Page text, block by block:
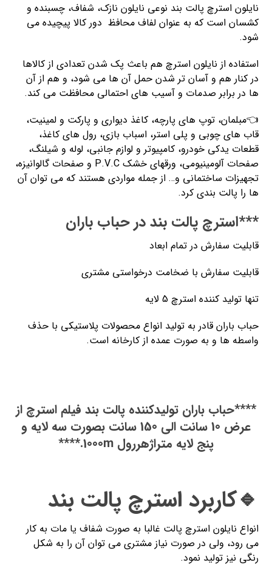
نایلون استرچ پالت بند نوعی نایلون نازک، شفاف، چسبنده و
کشسان است که به عنوان لفاف محافظ دور کالا پیچیده می
شود.
استفاده از نایلون استرچ هم باعث پک شدن تعدادی از کالاها
در کنار هم و آسان تر شدن حمل آن ها می شود، و هم از آن
ها در برابر صدمات و آسیب های احتمالی محافظت می کند.
👈مبلمان، توپ های پارچه، کاغذ دیواری و پارکت و لمینیت،
قاب های چوبی و پلی استر، اسباب بازی، رول های کاغذ،
قطعات یدکی خودرو، کامپیوتر و لوازم جانبی، لوله و شیلنگ،
صفحات آلومینیومی، ورقهای خشک P.V.C و صفحات گالوانیزه،
تجهیزات ساختمانی و… از جمله مواردی هستند که می توان آن
ها را پالت بندی کرد.
***استرچ پالت بند در حباب باران
قابلیت سفارش در تمام ابعاد
قابلیت سفارش با ضخامت درخواستی مشتری
تنها تولید کننده استرچ 5 لایه
حباب باران قادر به تولید انواع محصولات پلاستیکی با حذف
واسطه ها و به صورت عمده از کارخانه است.
****حباب باران تولیدکننده پالت بند فیلم استرچ از
عرض 10 سانت الی 150 سانت بصورت سه لایه و
پنج لایه متراژهررول 1000m.****
🔹کاربرد استرچ پالت بند
انواع نایلون استرچ پالت غالبا به صورت شفاف یا مات به کار
می رود، ولی در صورت نیاز مشتری می توان آن را به شکل
رنگی نیز تولید نمود.